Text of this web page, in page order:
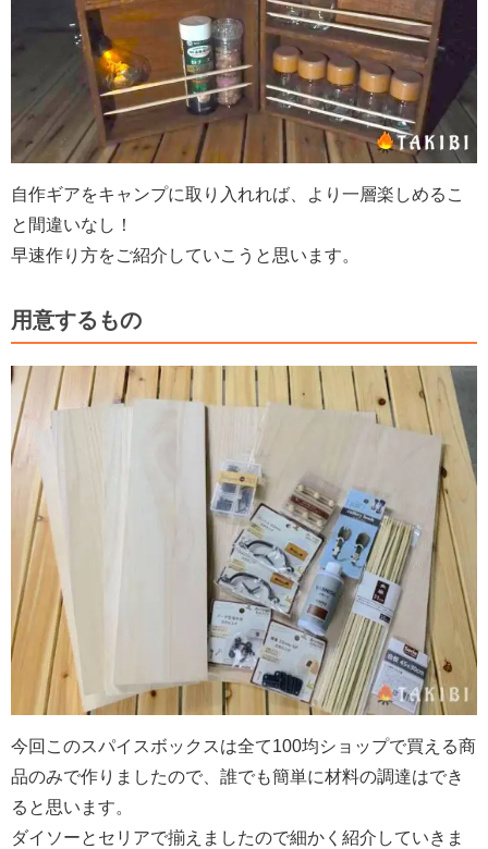
自作ギアをキャンプに取り入れれば、より一層楽しめるこ
と間違いなし！
早速作り方をご紹介していこうと思います。
用意するもの
今回このスパイスボックスは全て100均ショップで買える商
品のみで作りましたので、誰でも簡単に材料の調達はでき
ると思います。
ダイソーとセリアで揃えましたので細かく紹介していきま